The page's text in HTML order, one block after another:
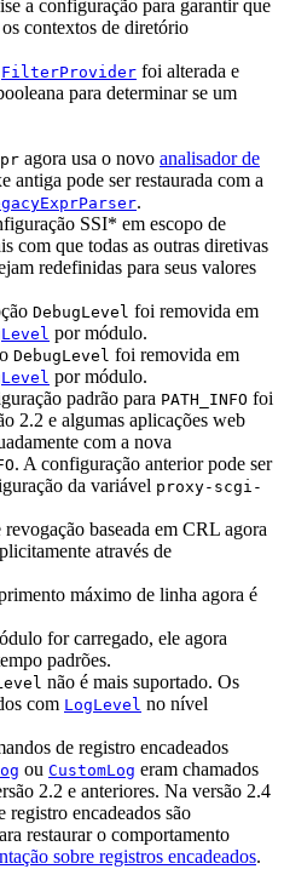
a configuração para garantir que
contextos de diretório
FilterProvider foi alterada e
para determinar se um
agora usa o novo analisador de
antiga pode ser restaurada com a
.
SSI* em escopo de
com que todas as outras diretivas
redefinidas para seus valores
DebugLevel foi removida em
por módulo.
DebugLevel foi removida em
por módulo.
padrão para PATH_INFO foi
2.2 e algumas aplicações web
com a nova
. A configuração anterior pode ser
da variável proxy-scgi-
baseada em CRL agora
através de
máximo de linha agora é
for carregado, ele agora
padrões.
não é mais suportado. Os
com LogLevel no nível
de registro encadeados
ou CustomLog eram chamados
2.2 e anteriores. Na versão 2.4
registro encadeados são
restaurar o comportamento
sobre registros encadeados.